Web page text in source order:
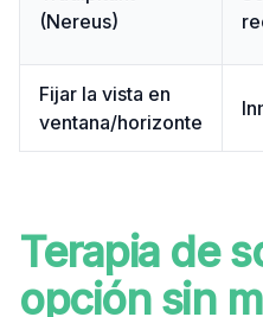
(Nereus)
Fijar la vista en
ventana/horizonte
Terapia de
opción sin